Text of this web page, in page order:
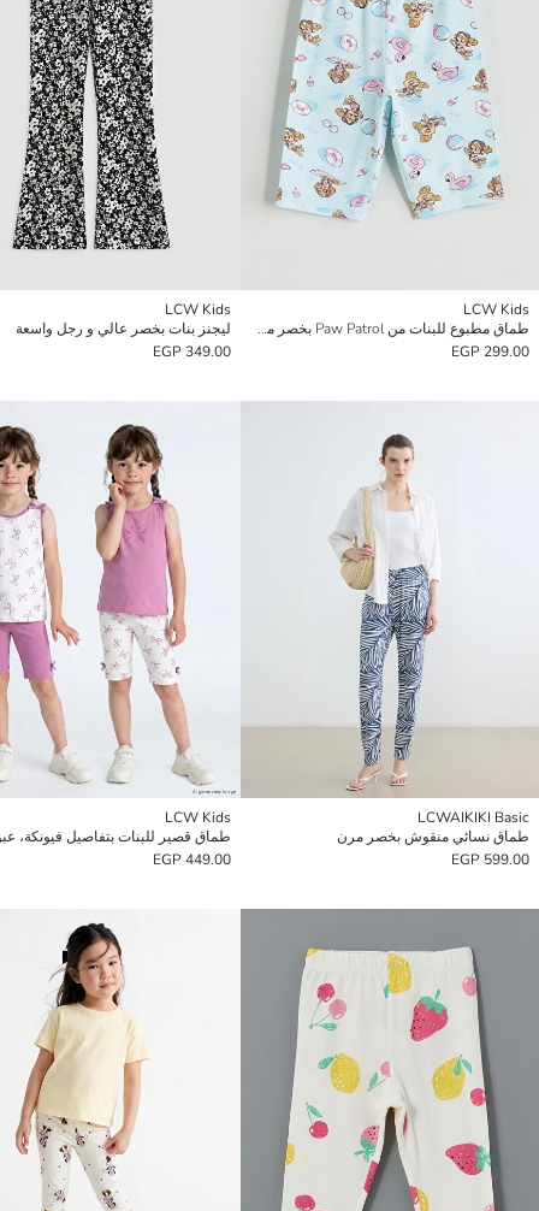
LCW Kids
طماق مطبوع للبنات من Paw Patrol بخصر مرن
299.00 EGP
LCW Kids
ليجنز بنات بخصر عالي و رجل واسعة
349.00 EGP
LCWAIKIKI Basic
طماق نسائي منقوش بخصر مرن
599.00 EGP
LCW Kids
449.00 EGP